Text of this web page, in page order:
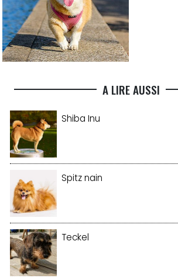
A LIRE AUSSI
Shiba Inu
Spitz nain
Teckel